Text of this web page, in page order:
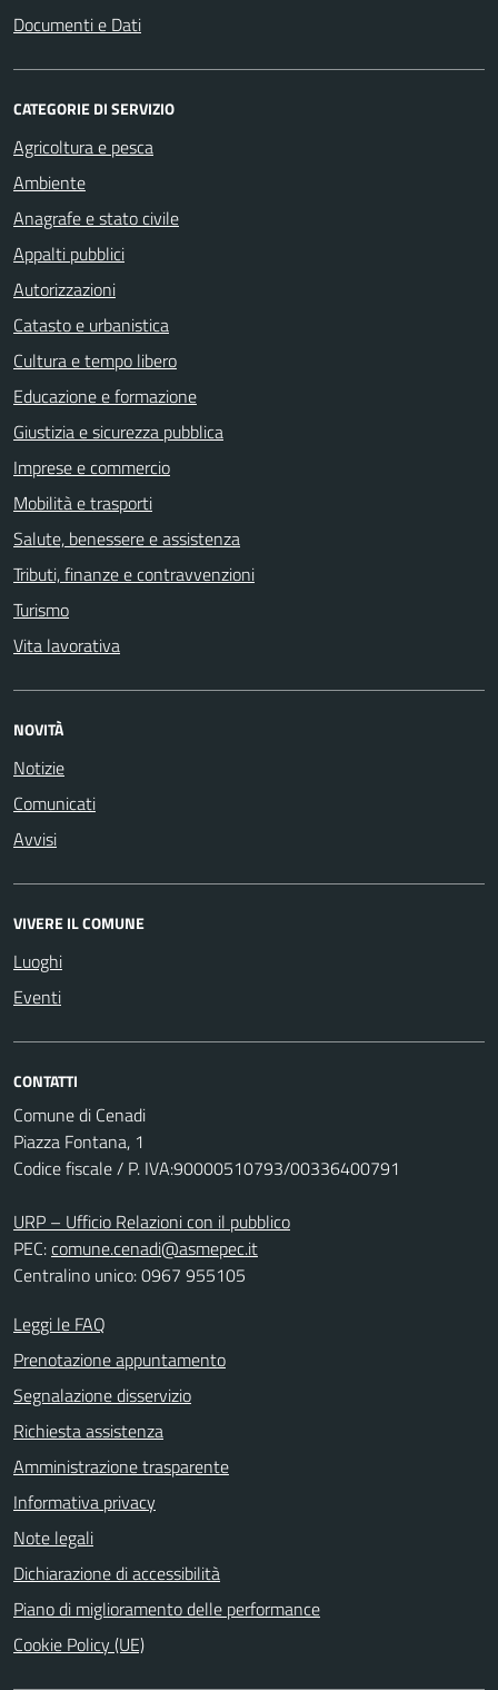
Documenti e Dati
CATEGORIE DI SERVIZIO
Agricoltura e pesca
Ambiente
Anagrafe e stato civile
Appalti pubblici
Autorizzazioni
Catasto e urbanistica
Cultura e tempo libero
Educazione e formazione
Giustizia e sicurezza pubblica
Imprese e commercio
Mobilità e trasporti
Salute, benessere e assistenza
Tributi, finanze e contravvenzioni
Turismo
Vita lavorativa
NOVITÀ
Notizie
Comunicati
Avvisi
VIVERE IL COMUNE
Luoghi
Eventi
CONTATTI
Comune di Cenadi
Piazza Fontana, 1
Codice fiscale / P. IVA:90000510793/00336400791
URP – Ufficio Relazioni con il pubblico
PEC:comune.cenadi@asmepec.it
Centralino unico: 0967 955105
Leggi le FAQ
Prenotazione appuntamento
Segnalazione disservizio
Richiesta assistenza
Amministrazione trasparente
Informativa privacy
Note legali
Dichiarazione di accessibilità
Piano di miglioramento delle performance
Cookie Policy (UE)